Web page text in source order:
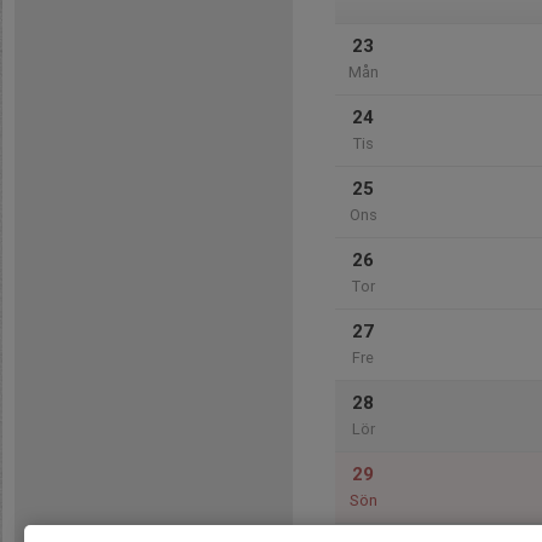
23
Mån
24
Tis
25
Ons
26
Tor
27
Fre
28
Lör
29
Sön